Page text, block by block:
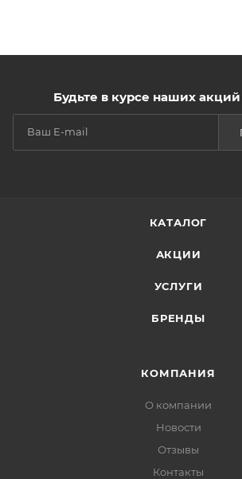
Будьте в курсе наших
КАТАЛОГ
АКЦИИ
УСЛУГИ
БРЕНДЫ
КОМПАНИЯ
О компании
Новости
Отзывы
Контакты